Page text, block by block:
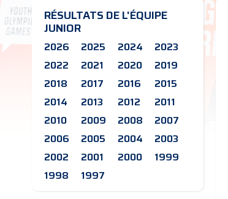
RÉSULTATS DE L'ÉQUIPE
JUNIOR
2026 2025 2024
2023
2022
2021 2020
2019
2018
2017 2016
2015
2014
2013 2012
2011
2010
2009 2008
2007
2006
2005 2004
2003
2002
2001 2000
1999
1998
1997